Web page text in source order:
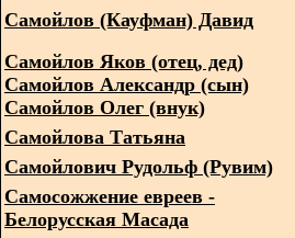
Самойлов (Кауфман) Давид
Самойлов Яков (отец, дед)
Самойлов Александр (сын)
Самойлов Олег (внук)
Самойлова Татьяна
Самойлович Рудольф (Рувим)
Самосожжение евреев -
Белорусская Масада